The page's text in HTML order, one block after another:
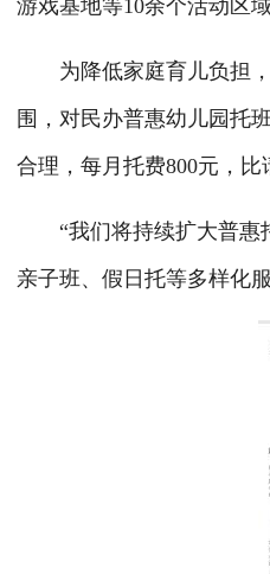
游戏基地等10余个活动区
为降低家庭育儿负担，
围，对民办普惠幼儿园托
合理，每月托费800元，比
“我们将持续扩大普惠托
亲子班、假日托等多样化